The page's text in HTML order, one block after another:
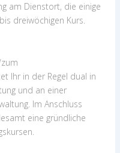
am Dienstort, die einige
dreiwöchigen Kurs.
Ihr in der Regel dual in
und an einer
Im Anschluss
eine gründliche